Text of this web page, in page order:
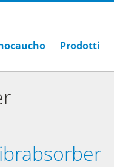
Prodotti